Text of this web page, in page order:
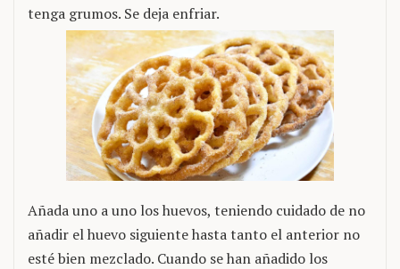
tenga grumos. Se deja enfriar.
Añada uno a uno los huevos, teniendo cuidado de no
añadir el huevo siguiente hasta tanto el anterior no
esté bien mezclado. Cuando se han añadido los